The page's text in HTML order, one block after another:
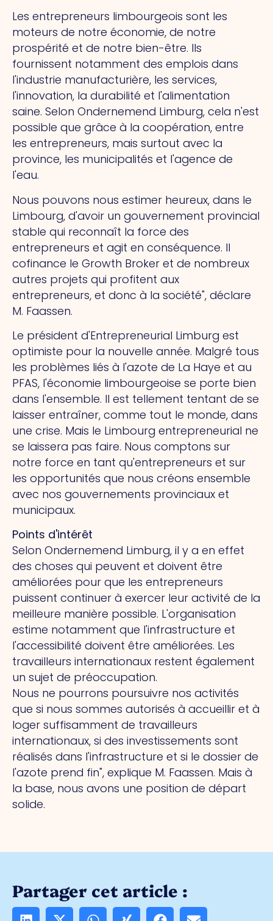
Les entrepreneurs limbourgeois sont les
moteurs de notre économie, de notre
prospérité et de notre bien-être. Ils
fournissent notamment des emplois dans
l'industrie manufacturière, les services,
l'innovation, la durabilité et l'alimentation
saine. Selon Ondernemend Limburg, cela n'est
possible que grâce à la coopération, entre
les entrepreneurs, mais surtout avec la
province, les municipalités et l'agence de
l'eau.
Nous pouvons nous estimer heureux, dans le
Limbourg, d'avoir un gouvernement provincial
stable qui reconnaît la force des
entrepreneurs et agit en conséquence. Il
cofinance le Growth Broker et de nombreux
autres projets qui profitent aux
entrepreneurs, et donc à la société", déclare
M. Faassen.
Le président d'Entrepreneurial Limburg est
optimiste pour la nouvelle année. Malgré tous
les problèmes liés à l'azote de La Haye et au
PFAS, l'économie limbourgeoise se porte bien
dans l'ensemble. Il est tellement tentant de se
laisser entraîner, comme tout le monde, dans
une crise. Mais le Limbourg entrepreneurial ne
se laissera pas faire. Nous comptons sur
notre force en tant qu'entrepreneurs et sur
les opportunités que nous créons ensemble
avec nos gouvernements provinciaux et
municipaux.
Points d'intérêt
Selon Ondernemend Limburg, il y a en effet
des choses qui peuvent et doivent être
améliorées pour que les entrepreneurs
puissent continuer à exercer leur activité de la
meilleure manière possible. L'organisation
estime notamment que l'infrastructure et
l'accessibilité doivent être améliorées. Les
travailleurs internationaux restent également
un sujet de préoccupation.
Nous ne pourrons poursuivre nos activités
que si nous sommes autorisés à accueillir et à
loger suffisamment de travailleurs
internationaux, si des investissements sont
réalisés dans l'infrastructure et si le dossier de
l'azote prend fin", explique M. Faassen. Mais à
la base, nous avons une position de départ
solide.
Partager cet article :